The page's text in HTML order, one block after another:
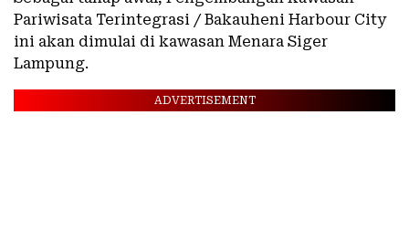
Pariwisata Terintegrasi / Bakauheni Harbour City
ini akan dimulai di kawasan Menara Siger
Lampung.
ADVERTISEMENT